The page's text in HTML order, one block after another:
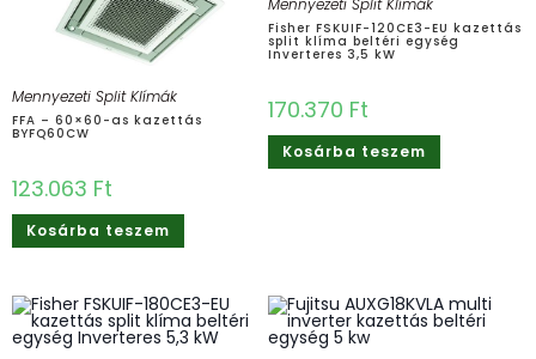
Mennyezeti Split Klímák
FFA – 60×60-as kazettás
BYFQ60CW
123.063 Ft
Kosárba teszem
Mennyezeti Split Klímák
Fisher FSKUIF-120CE3-EU kazettás
split klíma beltéri egység
Inverteres 3,5 kW
170.370 Ft
Kosárba teszem